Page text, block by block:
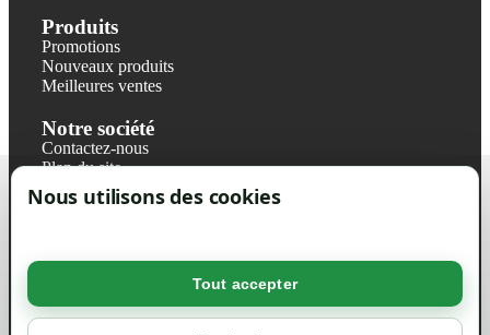
Nous utilisons des cookies
Tout accepter
Produits
Promotions
Nouveaux produits
Meilleures ventes
Notre société
Contactez-nous
Plan du site
Magasin
Mentions légales
Politique de confidentialité RGPD
Votre compte